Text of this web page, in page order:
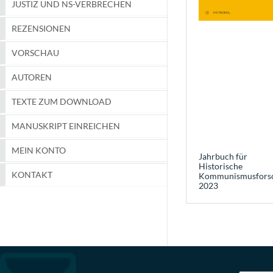
JUSTIZ UND NS-VERBRECHEN
REZENSIONEN
VORSCHAU
AUTOREN
TEXTE ZUM DOWNLOAD
MANUSKRIPT EINREICHEN
MEIN KONTO
KONTAKT
Jahrbuch für
Historische
2023